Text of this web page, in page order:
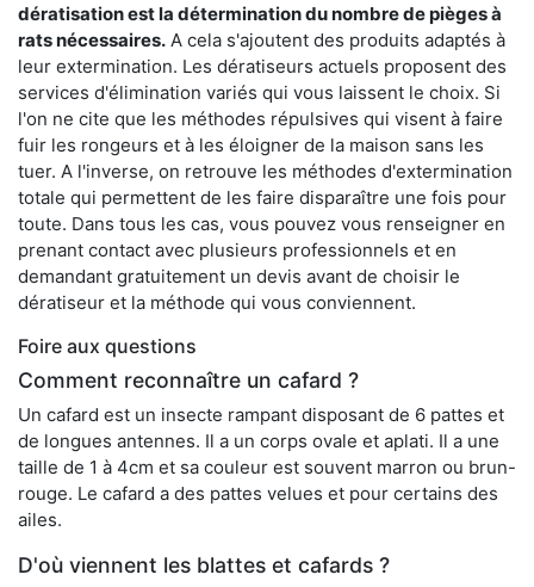
dératisation est la détermination du nombre de pièges à
rats nécessaires. A cela s'ajoutent des produits adaptés à
leur extermination. Les dératiseurs actuels proposent des
services d'élimination variés qui vous laissent le choix. Si
l'on ne cite que les méthodes répulsives qui visent à faire
fuir les rongeurs et à les éloigner de la maison sans les
tuer. A l'inverse, on retrouve les méthodes d'extermination
totale qui permettent de les faire disparaître une fois pour
toute. Dans tous les cas, vous pouvez vous renseigner en
prenant contact avec plusieurs professionnels et en
demandant gratuitement un devis avant de choisir le
dératiseur et la méthode qui vous conviennent.
Foire aux questions
Comment reconnaître un cafard ?
Un cafard est un insecte rampant disposant de 6 pattes et
de longues antennes. Il a un corps ovale et aplati. Il a une
taille de 1 à 4cm et sa couleur est souvent marron ou brun-
rouge. Le cafard a des pattes velues et pour certains des
ailes.
D'où viennent les blattes et cafards ?